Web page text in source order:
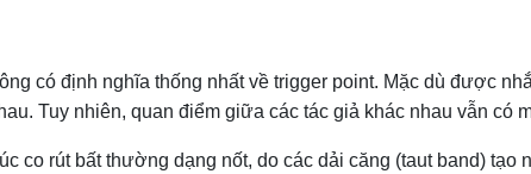
có định nghĩa thống nhất về trigger point. Mặc dù được
Tuy nhiên, quan điểm giữa các tác giả khác nhau vẫn có
co rút bất thường dạng nốt, do các dải căng (taut band)